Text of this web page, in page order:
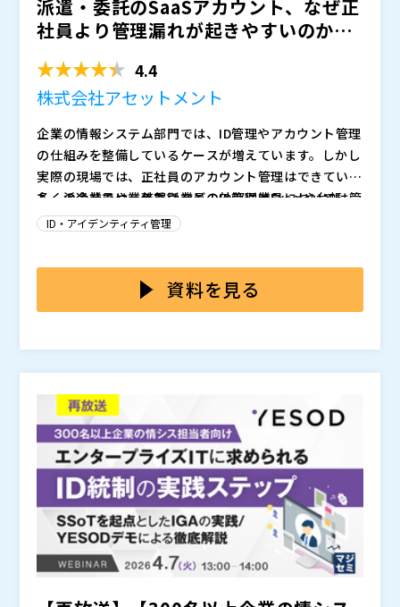
派遣・委託のSaaSアカウント、なぜ正
社員より管理漏れが起きやすいのか？
4.4
株式会社アセットメント
企業の情報システム部門では、ID管理やアカウント管理
の仕組みを整備しているケースが増えています。しかし
実際の現場では、正社員のアカウント管理はできていて
も、派遣社員や業務委託などの外部従業員については管
理が十分に行き届いていないという声も少なくありませ
れない――こうした要因が重なり、SaaSアカウントの削除
やライセンス回収が漏れてしまうケースが現実に起きて
多くの企業では、外部従業員のID管理はExcelや台帳、
あるいは部門管理で行われている一方、SaaSのライセ
が付与されているのか」「契約終了した外部人員のアカ
ウントが残っていないか」といった状況を一目で把握で
す。 管理しようとしていても仕組みとして紐づいてい
ないため、結果として管理漏れが発生しやすくなり、情
シス担当者が対応に追われる状況が生まれています。
Sアカウント管理において、なぜ管理漏れが起きやすい
のか、その構造を整理します。 そのうえで、外部従業
て管理することで、「誰がどのSaaSを利用しているの
か」「契約終了時にどのアカウントを停止すべきか」を
可視化し、管理漏れを防ぐ方法について解説します。 S
aaS利用が当たり前になった現在、外部従業員を含めた
アカウント管理をどのように整理すべきか、IT資産管理
の観点から実務的なヒントを持ち帰っていただける内容
です。
員のSaaSアカウント管理に不安を感じている方 ・Saa
Sアカウントやクラウドライセンスの棚卸しに時間がか
かり、管理の効率化を検討している方 ・外部従業員のI
D管理とSaaSライセンス管理が分断されていることに
課題を感じている方 ・IT資産管理ツールや台帳を活用
したアカウント管理の方法を整理したい方 ・SaaS利用
の拡大に伴い、外部人員を含めたIT資産管理の見直しを
検討している方
株式会社アセットメント（
株式会社オープンソース活用研究所（）
マジセミ株式会社（）
※共催、協賛、協力、講演企業は将来的に追加、削除さ
れる可能性があります。
ID・アイデンティティ管理
資料を見る